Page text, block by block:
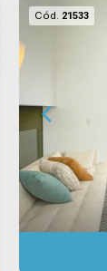
Cód. 21533